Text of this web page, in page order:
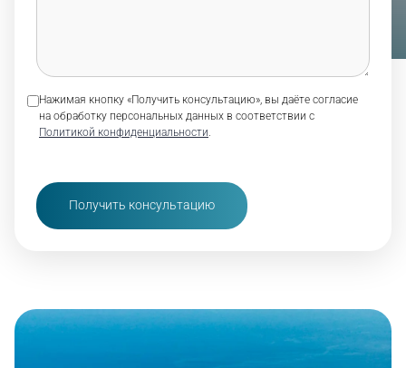
Нажимая кнопку «Получить консультацию», вы даёте согласие
на обработку персональных данных в соответствии с
Политикой конфиденциальности.